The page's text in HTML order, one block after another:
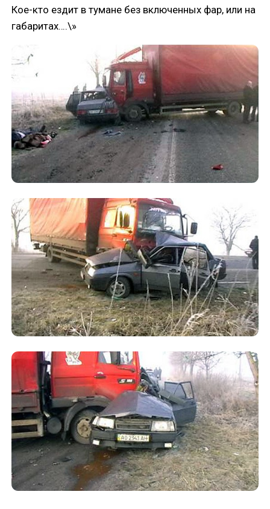
Кое-кто ездит в тумане без включенных фар, или на
габаритах….\»